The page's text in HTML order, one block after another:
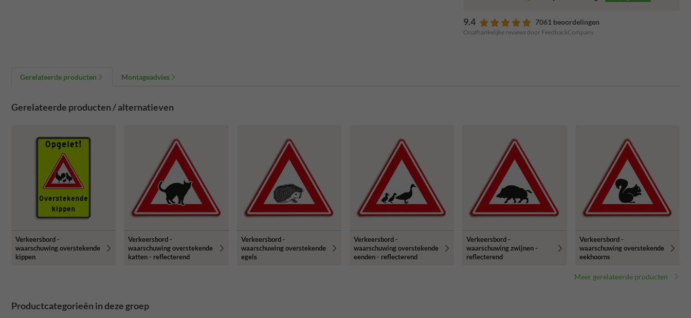
9.4 7061 beoordelingen
Onafhankelijke reviews door FeedbackCompany
Gerelateerde producten Montageadvies
Gerelateerde producten / alternatieven
Verkeersbord -
waarschuwing overstekende
kippen
Verkeersbord -
waarschuwing overstekende
katten - reflecterend
Verkeersbord -
waarschuwing overstekende
egels
Verkeersbord -
waarschuwing overstekende
eenden - reflecterend
Verkeersbord -
waarschuwing zwijnen -
reflecterend
Verkeersbord -
waarschuwing overstekende
eekhoorns
Meer gerelateerde producten
Productcategorieën in deze groep